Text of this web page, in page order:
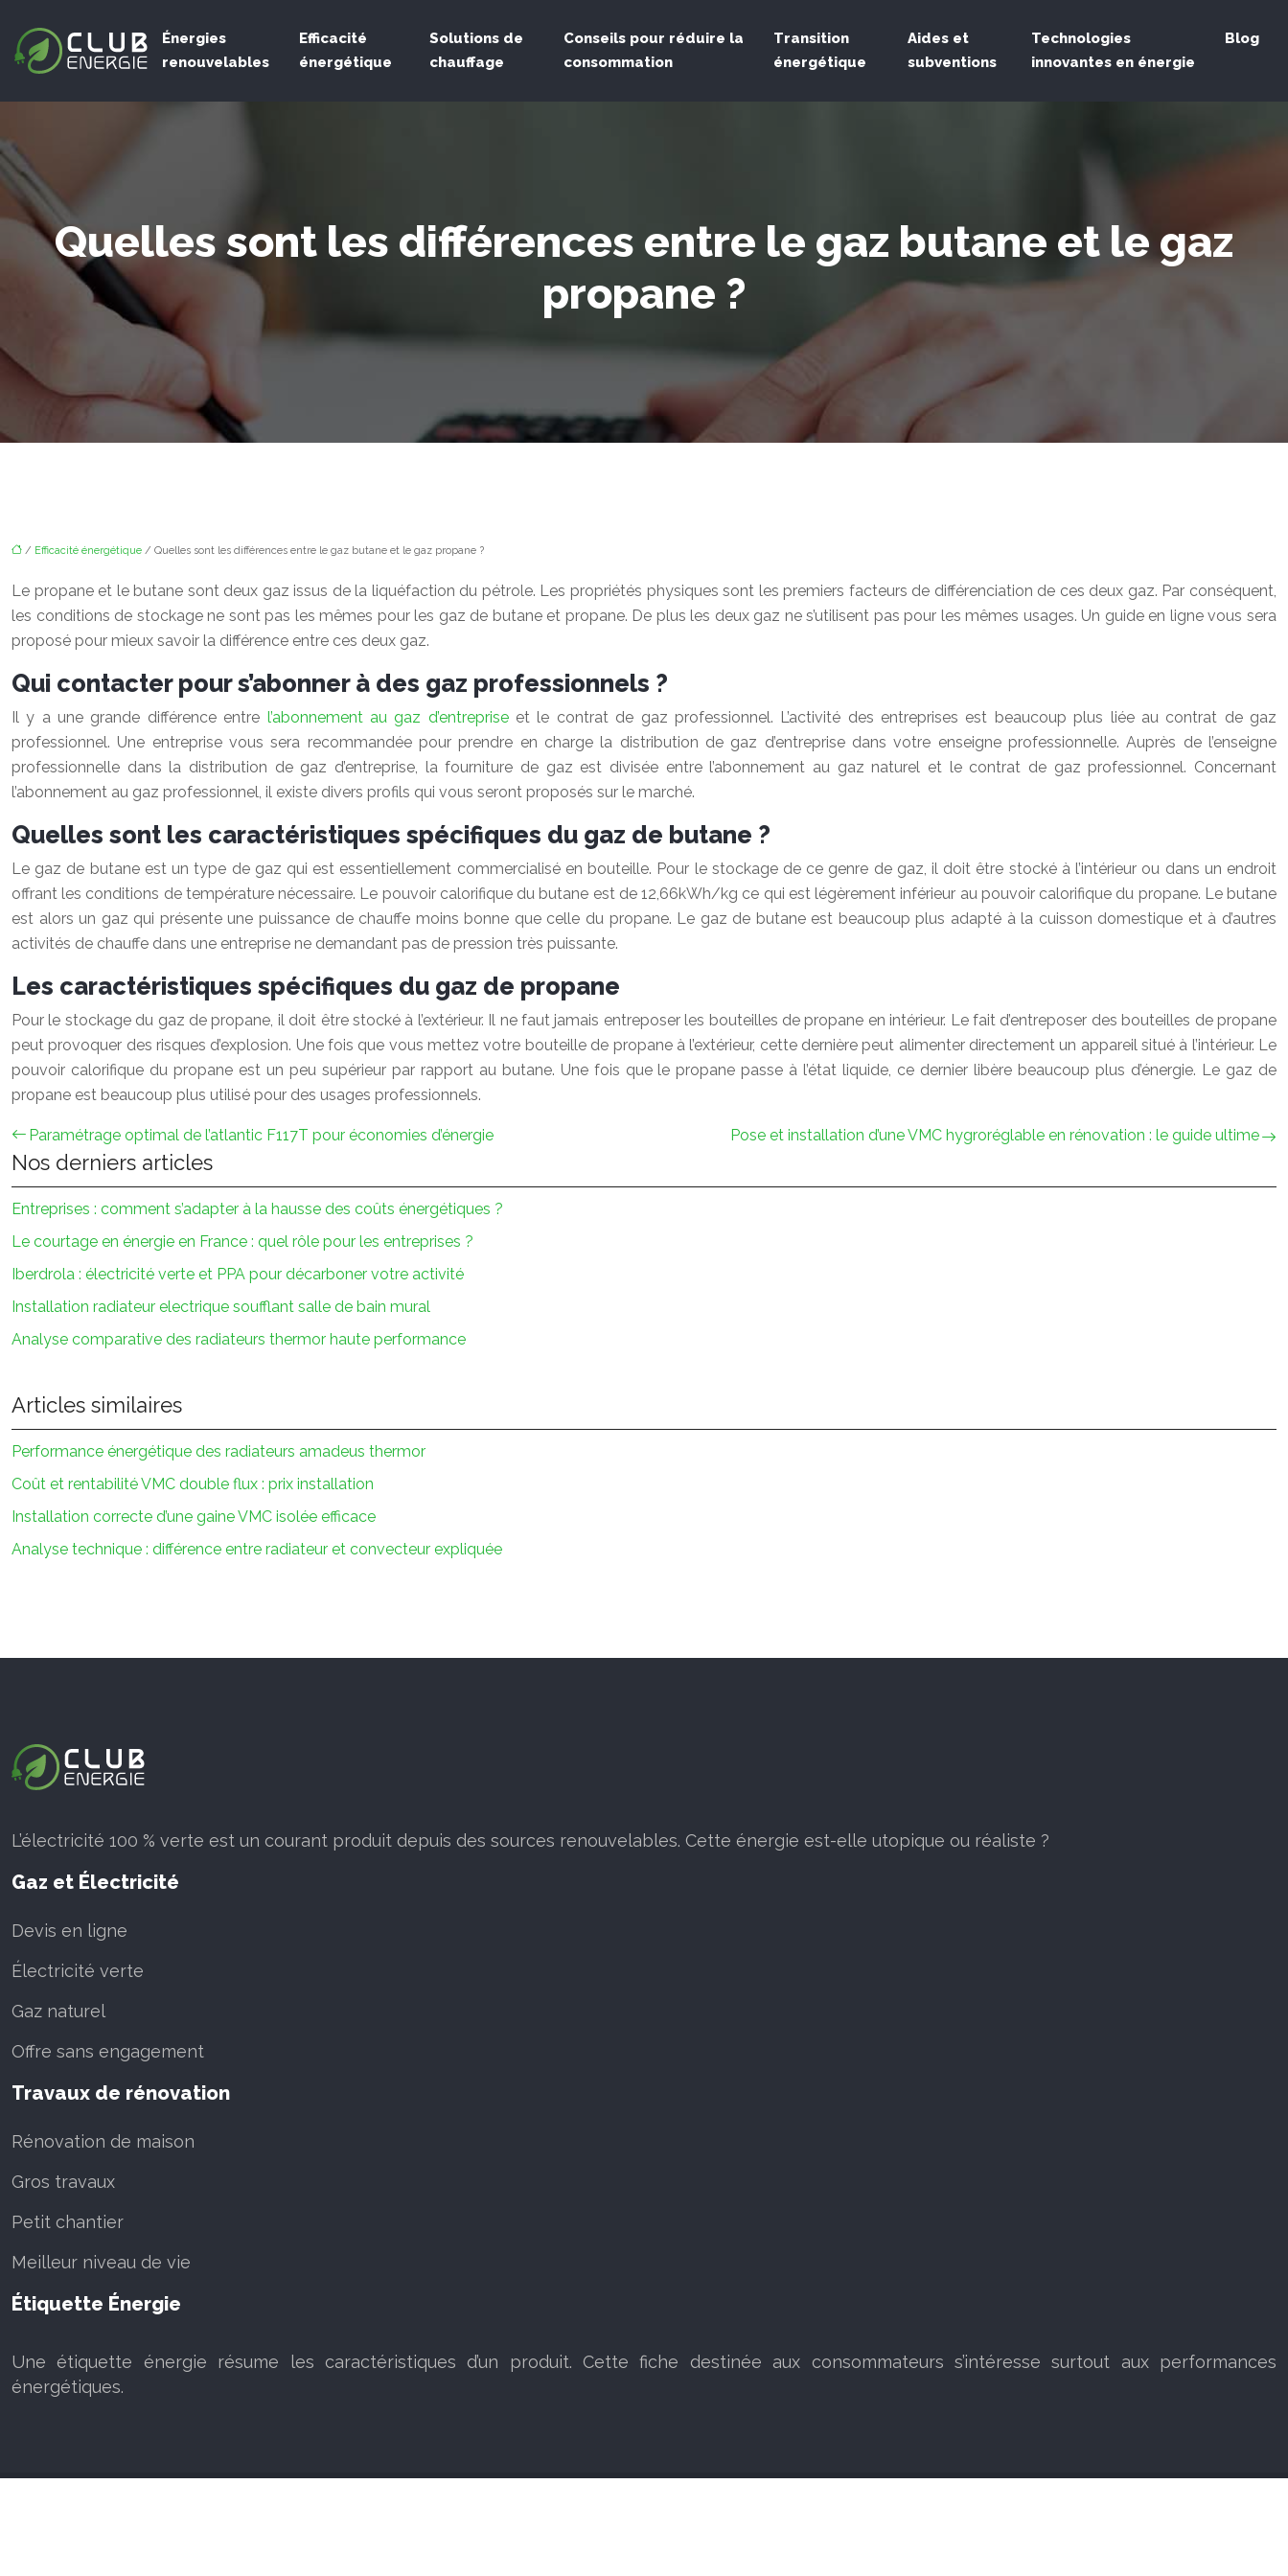
Énergies
renouvelables
Efficacité
énergétique
Solutions de
chauffage
Conseils pour réduire la
consommation
Transition
énergétique
Aides et
subventions
Technologies
innovantes en énergie
Blog
Quelles sont les différences entre le gaz butane et le gaz
propane ?
/ Efficacité énergétique / Quelles sont les différences entre le gaz butane et le gaz propane ?
Le propane et le butane sont deux gaz issus de la liquéfaction du pétrole. Les propriétés physiques sont les premiers facteurs de différenciation de ces deux gaz. Par conséquent,
les conditions de stockage ne sont pas les mêmes pour les gaz de butane et propane. De plus les deux gaz ne s’utilisent pas pour les mêmes usages. Un guide en ligne vous sera
proposé pour mieux savoir la différence entre ces deux gaz.
Qui contacter pour s’abonner à des gaz professionnels ?
Il y a une grande différence entre l’abonnement au gaz d’entrepriseet le contrat de gaz professionnel. L’activité des entreprises est beaucoup plus liée au contrat de gaz
professionnel. Une entreprise vous sera recommandée pour prendre en charge la distribution de gaz d’entreprise dans votre enseigne professionnelle. Auprès de l’enseigne
professionnelle dans la distribution de gaz d’entreprise, la fourniture de gaz est divisée entre l’abonnement au gaz naturel et le contrat de gaz professionnel. Concernant
l’abonnement au gaz professionnel, il existe divers profils qui vous seront proposés sur le marché.
Quelles sont les caractéristiques spécifiques du gaz de butane ?
Le gaz de butane est un type de gaz qui est essentiellement commercialisé en bouteille. Pour le stockage de ce genre de gaz, il doit être stocké à l’intérieur ou dans un endroit
offrant les conditions de température nécessaire. Le pouvoir calorifique du butane est de 12,66kWh/kg ce qui est légèrement inférieur au pouvoir calorifique du propane. Le butane
est alors un gaz qui présente une puissance de chauffe moins bonne que celle du propane. Le gaz de butane est beaucoup plus adapté à la cuisson domestique et à d’autres
activités de chauffe dans une entreprise ne demandant pas de pression très puissante.
Les caractéristiques spécifiques du gaz de propane
Pour le stockage du gaz de propane, il doit être stocké à l’extérieur. Il ne faut jamais entreposer les bouteilles de propane en intérieur. Le fait d’entreposer des bouteilles de propane
peut provoquer des risques d’explosion. Une fois que vous mettez votre bouteille de propane à l’extérieur, cette dernière peut alimenter directement un appareil situé à l’intérieur. Le
pouvoir calorifique du propane est un peu supérieur par rapport au butane. Une fois que le propane passe à l’état liquide, ce dernier libère beaucoup plus d’énergie. Le gaz de
propane est beaucoup plus utilisé pour des usages professionnels.
Paramétrage optimal de l’atlantic F117T pour économies d’énergie Pose et installation d’une VMC hygroréglable en rénovation : le guide ultime
Nos derniers articles
Entreprises : comment s’adapter à la hausse des coûts énergétiques ?
Le courtage en énergie en France : quel rôle pour les entreprises ?
Iberdrola : électricité verte et PPA pour décarboner votre activité
Installation radiateur electrique soufflant salle de bain mural
Analyse comparative des radiateurs thermor haute performance
Articles similaires
Performance énergétique des radiateurs amadeus thermor
Coût et rentabilité VMC double flux : prix installation
Installation correcte d’une gaine VMC isolée efficace
Analyse technique : différence entre radiateur et convecteur expliquée
L’électricité 100 % verte est un courant produit depuis des sources renouvelables. Cette énergie est-elle utopique ou réaliste ?
Gaz et Électricité
Devis en ligne
Électricité verte
Gaz naturel
Offre sans engagement
Travaux de rénovation
Rénovation de maison
Gros travaux
Petit chantier
Meilleur niveau de vie
Étiquette Énergie
Une étiquette énergie résume les caractéristiques d’un produit. Cette fiche destinée aux consommateurs s’intéresse surtout aux performances
énergétiques.